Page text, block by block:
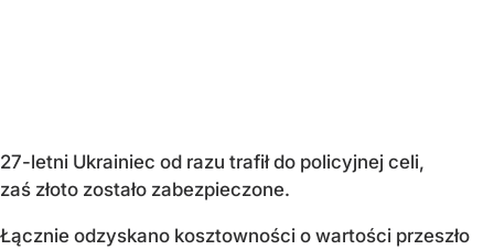
27-letni Ukrainiec od razu trafił do policyjnej celi,
zaś złoto zostało zabezpieczone.
Łącznie odzyskano kosztowności o wartości przeszło